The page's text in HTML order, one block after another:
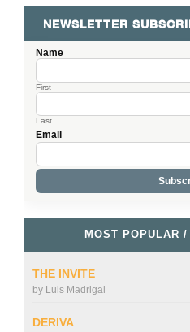
NEWSLETTER
Name
First
Last
Email
MOST POPULAR
THE INVITE
by Luis Madrigal
DERIVA